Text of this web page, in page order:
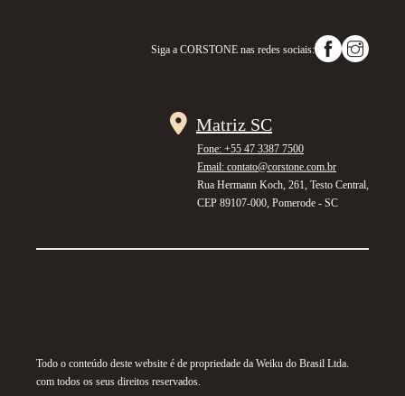
Siga a CORSTONE nas redes sociais:
Matriz SC
Fone: +55 47 3387 7500
Email: contato@corstone.com.br
Rua Hermann Koch, 261, Testo Central,
CEP 89107-000, Pomerode - SC
Todo o conteúdo deste website é de propriedade da Weiku do Brasil Ltda.
com todos os seus direitos reservados.